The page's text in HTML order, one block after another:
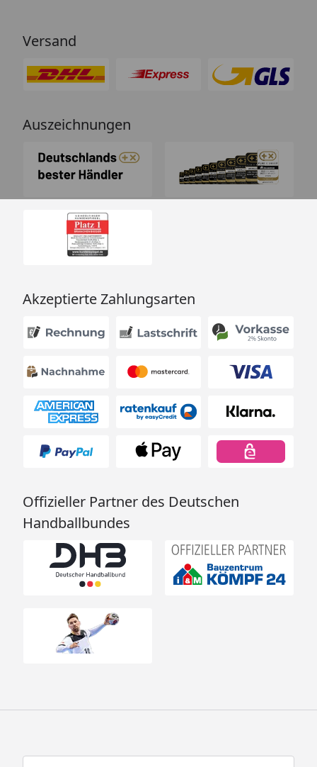
Versand
Auszeichnungen
Akzeptierte Zahlungsarten
Offizieller Partner des Deutschen
Handballbundes